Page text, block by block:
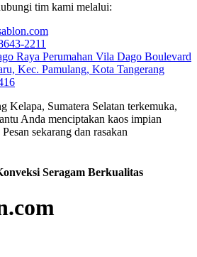
tim kami melalui:
2211
Raya Perumahan Vila Dago Boulevard
Kec. Pamulang, Kota Tangerang
Kelapa, Sumatera Selatan terkemuka,
Anda menciptakan kaos impian
sekarang dan rasakan
Seragam Berkualitas